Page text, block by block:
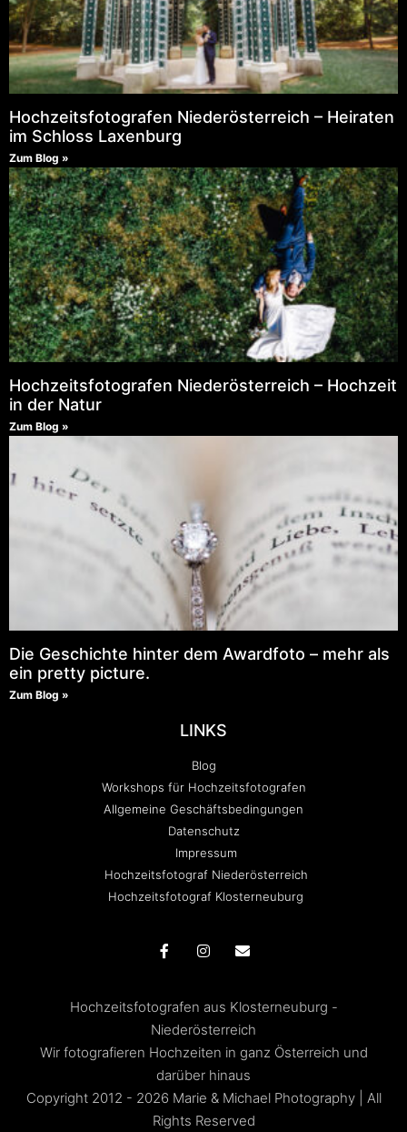
Hochzeitsfotografen Niederösterreich – Heiraten
im Schloss Laxenburg
Zum Blog »
Hochzeitsfotografen Niederösterreich – Hochzeit
in der Natur
Zum Blog »
Die Geschichte hinter dem Awardfoto – mehr als
ein pretty picture.
Zum Blog »
LINKS
Blog
Workshops für Hochzeitsfotografen
Allgemeine Geschäftsbedingungen
Datenschutz
Impressum
Hochzeitsfotograf Niederösterreich
Hochzeitsfotograf Klosterneuburg
Hochzeitsfotografen aus Klosterneuburg -
Niederösterreich
Wir fotografieren Hochzeiten in ganz Österreich und
darüber hinaus
Copyright 2012 - 2026 Marie & Michael Photography | All
Rights Reserved